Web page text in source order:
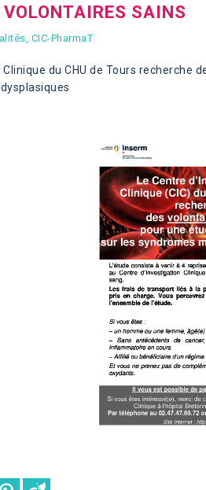
VOLONTAIRES SAINS
, CIC-PharmaT
du CHU de Tours recherche